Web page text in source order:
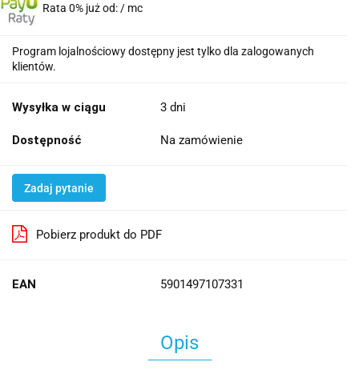
Rata 0% już od:/ mc
Program lojalnościowy dostępny jest tylko dla zalogowanych
klientów.
Wysyłka w ciągu 3 dni
Dostępność Na zamówienie
Zadaj pytanie
Pobierz produkt do PDF
EAN 5901497107331
Opis